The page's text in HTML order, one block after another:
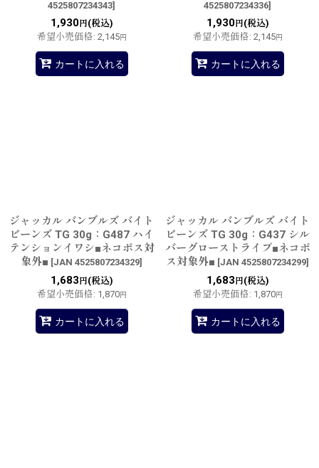
4525807234343]
1,930円(税込)
希望小売価格: 2,145円
カートに入れる
4525807234336]
1,930円(税込)
希望小売価格: 2,145円
カートに入れる
ジャッカル バンブルズ バイト
ビーンズ TG 30g：G487 ハイ
テンションイワシ■ネコポス対
象外■ [JAN 4525807234329]
1,683 円(税込)
希望小売価格: 1,870円
カートに入れる
ジャッカル バンブルズ バイト
ビーンズ TG 30g：G437 シル
バーグローストライプ■ネコポ
ス対象外■ [JAN 4525807234299]
1,683 円(税込)
希望小売価格: 1,870円
カートに入れる